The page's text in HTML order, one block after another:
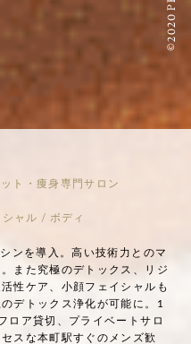
ト・痩身専門サロン
ャル / ボディ
ンを導入。高い技術力とのマ
また究極のデトックス、リジ
性ケア、小顔フェイシャルも
デトックス浄化が可能に。1
ロア貸切、プライベートサロ
スな本町駅すぐのメンズ歓